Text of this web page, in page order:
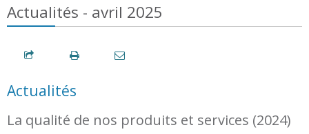
Actualités - avril 2025
Actualités
La qualité de nos produits et services (2024)